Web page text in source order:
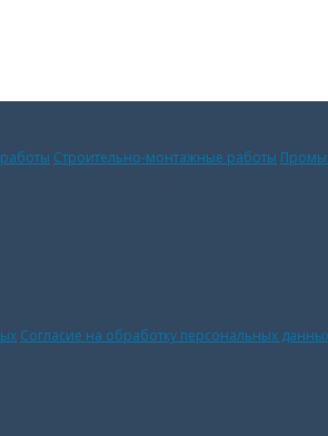
Строительно-монтажные работы
Согласие на обработку персональных